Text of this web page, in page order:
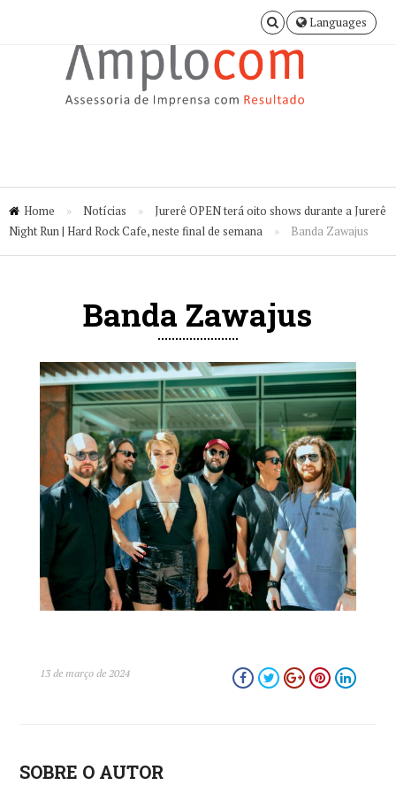
Languages
Home » Notícias »
Jurerê OPEN terá oito shows durante a Jurerê
Night Run | Hard Rock Cafe, neste final de semana
» Banda Zawajus
Banda Zawajus
13 de março de 2024
SOBRE O AUTOR
close